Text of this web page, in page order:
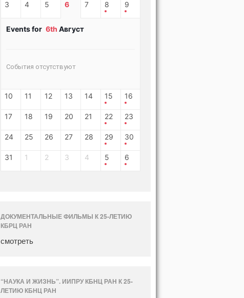
3 4 5 6 7 8 9
Events for 6th Август
События отсутствуют
10 11 12 13 14 15 16
17 18 19 20 21 22 23
24 25 26 27 28 29 30
31 1 2 3 4 5 6
ДОКУМЕНТАЛЬНЫЕ ФИЛЬМЫ К 25-ЛЕТИЮ
КБРЦ РАН
смотреть
“НАУКА И ЖИЗНЬ”. ИИПРУ КБНЦ РАН К 25-
ЛЕТИЮ КБНЦ РАН